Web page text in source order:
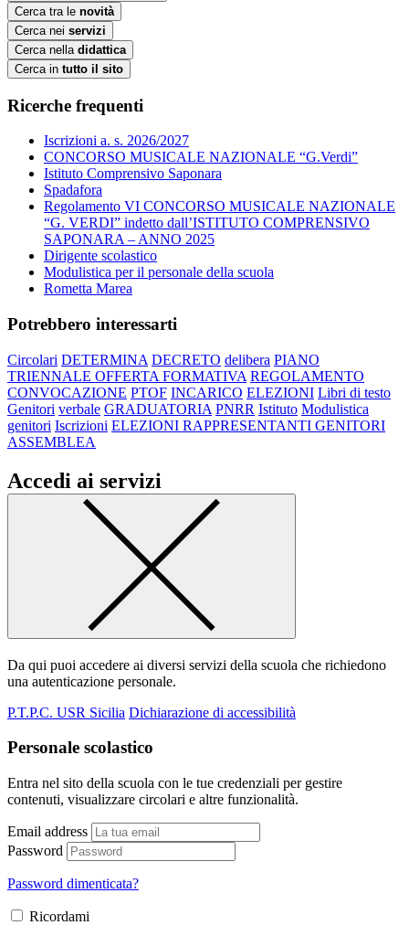
Cerca tra le novità
Cerca nei servizi
Cerca nella didattica
Cerca in tutto il sito
Ricerche frequenti
Iscrizioni a. s. 2026/2027
CONCORSO MUSICALE NAZIONALE “G.Verdi”
Istituto Comprensivo Saponara
Spadafora
Regolamento VI CONCORSO MUSICALE NAZIONALE
“G. VERDI” indetto dall’ISTITUTO COMPRENSIVO
SAPONARA – ANNO 2025
Dirigente scolastico
Modulistica per il personale della scuola
Rometta Marea
Potrebbero interessarti
Circolari DETERMINA DECRETO delibera PIANO
TRIENNALE OFFERTA FORMATIVA REGOLAMENTO
CONVOCAZIONE PTOF INCARICO ELEZIONI Libri di testo
Genitori verbale GRADUATORIA PNRR Istituto Modulistica
genitori Iscrizioni ELEZIONI RAPPRESENTANTI GENITORI
ASSEMBLEA
Accedi ai servizi
Da qui puoi accedere ai diversi servizi della scuola che richiedono
una autenticazione personale.
P.T.P.C. USR Sicilia Dichiarazione di accessibilità
Personale scolastico
Entra nel sito della scuola con le tue credenziali per gestire
contenuti, visualizzare circolari e altre funzionalità.
Email address
Password
Password dimenticata?
Ricordami